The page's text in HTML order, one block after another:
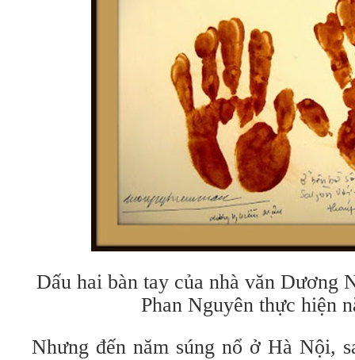
Dấu hai bàn tay của nhà văn Dương
Phan Nguyên thực hiện
Nhưng đến năm súng nổ ở Hà Nội,